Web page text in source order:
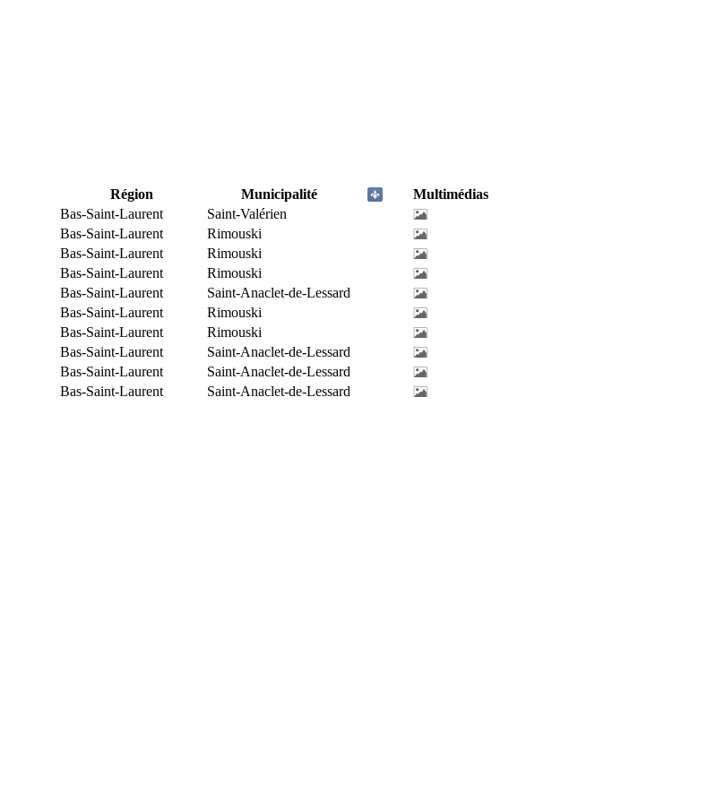
Région Municipalité
Multimédias
Bas-Saint-Laurent
Saint-Valérien
Bas-Saint-Laurent
Rimouski
Bas-Saint-Laurent
Rimouski
Bas-Saint-Laurent
Rimouski
Bas-Saint-Laurent
Saint-Anaclet-de-Lessard
Bas-Saint-Laurent
Rimouski
Bas-Saint-Laurent
Rimouski
Bas-Saint-Laurent
Saint-Anaclet-de-Lessard
Bas-Saint-Laurent
Saint-Anaclet-de-Lessard
Bas-Saint-Laurent Saint-Anaclet-de-Lessard